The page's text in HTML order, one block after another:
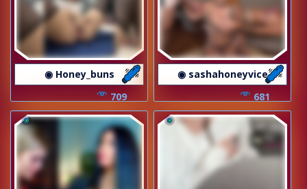
◉ Honey_buns
709
◉ sashahoneyvice
681